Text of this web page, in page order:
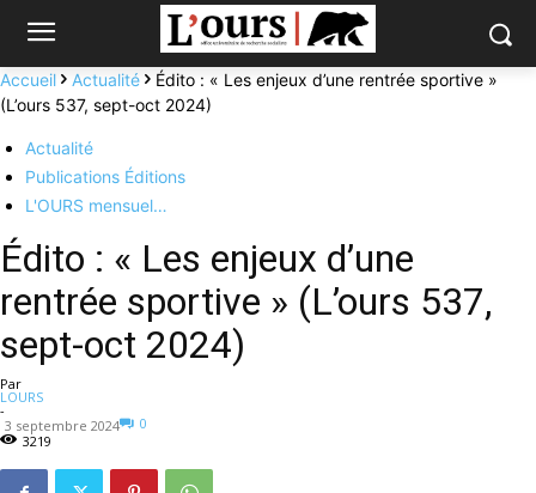
Accueil Actualité
Édito : « Les enjeux d’une rentrée sportive »
(L’ours 537, sept-oct 2024)
Actualité
Publications Éditions
L'OURS mensuel…
Édito : « Les enjeux d’une
rentrée sportive » (L’ours 537,
sept-oct 2024)
Par
LOURS
-
3 septembre 2024
0
3219